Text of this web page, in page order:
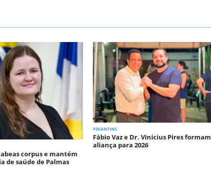
corpus e mantém
de saúde de Palmas
TOCANTINS
Fábio Vaz e Dr. Vinicius Pires formam
aliança para 2026